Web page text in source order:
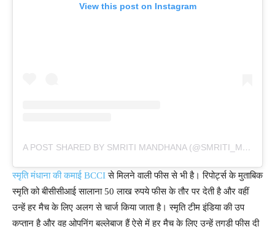
View this post on Instagram
A POST SHARED BY SMRITI MANDHANA (@SMRITI_MANDHANA)
स्मृति मंधाना की कमाई BCCIसे मिलने वाली फीस से भी है। रिपोर्ट्स के मुताबिक
स्मृति को बीसीसीआई सालाना 50 लाख रुपये फीस के तौर पर देती है और वहीं
उन्हें हर मैच के लिए अलग से चार्ज किया जाता है। स्मृति टीम इंडिया की उप
कप्तान है और वह ओपनिंग बल्लेबाज हैं ऐसे में हर मैच के लिए उन्हें तगड़ी फीस दी